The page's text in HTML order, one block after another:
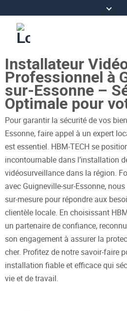
Installateur
Professionnel à
sur-Essonne –
Optimale pour
Pour garantir la sécurité de vos
Essonne, faire appel à un expert
est essentiel. HBM-TECH se
incontournable dans l’installation
vidéosurveillance dans la région.
avec Guigneville-sur-Essonne,
sur-mesure pour répondre aux
clientèle locale. En choisissant
un partenaire de confiance,
son engagement à assurer la
cher. Profitez de notre savoir-faire
installation fiable et efficace qui
vie et de travail.